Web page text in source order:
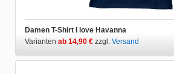
Damen T-Shirt I love Havanna
Varianten ab 14,90 € zzgl. Versand